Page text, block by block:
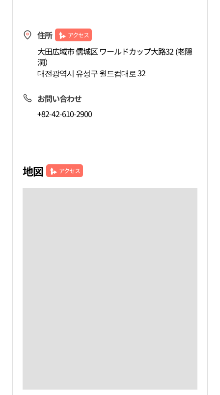
住所 アクセス
大田広域市 儒城区 ワールドカップ大路32 (老隠
洞）
대전광역시 유성구 월드컵대로 32
お問い合わせ
+82-42-610-2900
地図 アクセス